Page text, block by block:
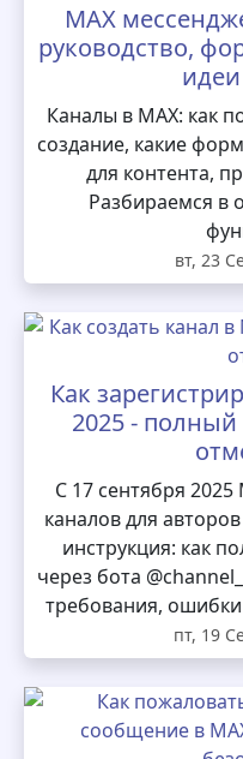
MAX
руководство,
Каналы в MAX: как
создание, какие
для контента,
Разбираемся в
вт, 23
Как
2025 - полный
С 17 сентября
каналов для
инструкция: как
через бота
требования,
пт, 19